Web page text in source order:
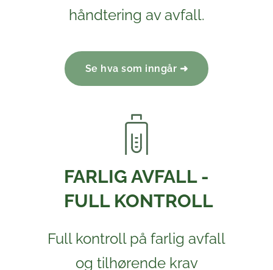
håndtering av avfall.
Se hva som inngår ➜
FARLIG AVFALL -
FULL KONTROLL
Full kontroll på farlig avfall
og tilhørende krav